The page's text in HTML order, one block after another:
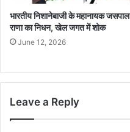
भारतीय निशानेबाजी के महानायक जसपाल
राणा का निधन, खेल जगत में शोक
June 12, 2026
Leave a Reply